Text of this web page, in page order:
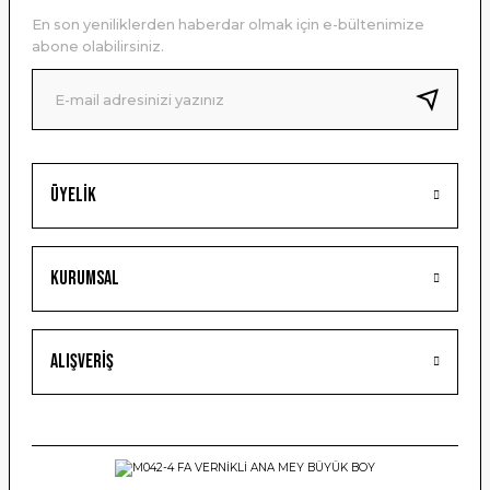
Ürün bilgilerinde hatalar bulunuyor.
Ürün fiyatı diğer sitelerden daha pahalı.
Bu ürüne benzer farklı alternatifler olmalı.
Gönder
Üyelik
Kurumsal
Alışveriş
En son yeniliklerden haberdar olmak için e-bültenimize
abone olabilirsiniz.